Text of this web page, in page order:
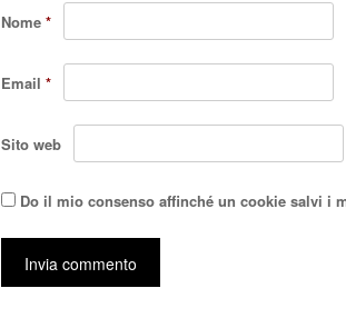
Nome *
Email *
Sito web
Do il mio consenso affinché un cookie salvi i